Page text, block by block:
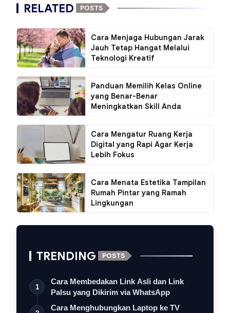
RELATED POSTS
Cara Menjaga Hubungan Jarak
Jauh Tetap Hangat Melalui
Teknologi Kreatif
Panduan Memilih Kelas Online
yang Benar-Benar
Meningkatkan Skill Anda
Cara Mengatur Ruang Kerja
Digital yang Rapi Agar Kerja
Lebih Fokus
Cara Menata Estetika Tampilan
Rumah Pintar yang Ramah
Lingkungan
TRENDING POSTS
1
Cara Membedakan Link Asli dan Link
Palsu yang Dikirim via WhatsApp
Cara Menghubungkan Laptop ke TV